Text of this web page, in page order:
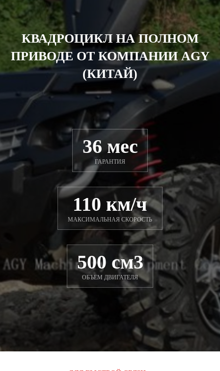
КВАДРОЦИКЛ НА ПОЛНОМ
ПРИВОДЕ ОТ КОМПАНИИ AGY
(КИТАЙ)
36 мес
ГАРАНТИЯ
110 км/ч
МАКСИМАЛЬНАЯ СКОРОСТЬ
500 см3
ОБЪЕМ ДВИГАТЕЛЯ